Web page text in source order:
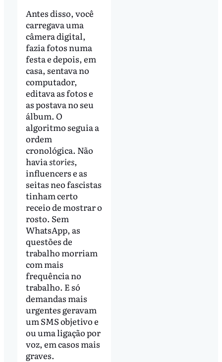
Antes disso, você
carregava uma
câmera digital,
fazia fotos numa
festa e depois, em
casa, sentava no
computador,
editava as fotos e
as postava no seu
álbum. O
algoritmo seguia a
ordem
cronológica. Não
haviastories,
influencers e as
seitas neo fascistas
tinham certo
receio de mostrar o
rosto. Sem
WhatsApp, as
questões de
trabalho morriam
com mais
frequência no
trabalho. E só
demandas mais
urgentes geravam
um SMS objetivo e
ou uma ligação por
voz, em casos mais
graves.